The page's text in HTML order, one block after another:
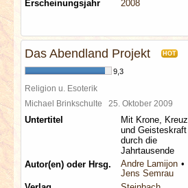
Erscheinungsjahr
2008
Das Abendland Projekt HOT
9,3
Religion u. Esoterik
Michael Brinkschulte 25. Oktober 2009
Untertitel
Mit Krone, Kreuz
und Geisteskraft
durch die
Jahrtausende
Autor(en) oder Hrsg.
Andre Lamijon
Jens Semrau